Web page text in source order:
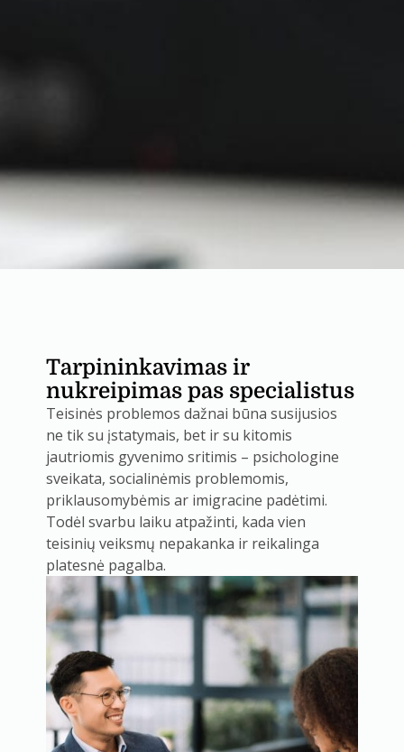
Tarpininkavimas ir
nukreipimas pas specialistus
Teisinės problemos dažnai būna susijusios
ne tik su įstatymais, bet ir su kitomis
jautriomis gyvenimo sritimis – psichologine
sveikata, socialinėmis problemomis,
priklausomybėmis ar imigracine padėtimi.
Todėl svarbu laiku atpažinti, kada vien
teisinių veiksmų nepakanka ir reikalinga
platesnė pagalba.